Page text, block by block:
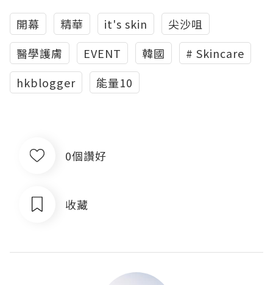
開幕 精華 it's skin
尖沙咀
醫學護膚
EVENT 韓國
# Skincare
hkblogger
能量10
0個讚好
收藏